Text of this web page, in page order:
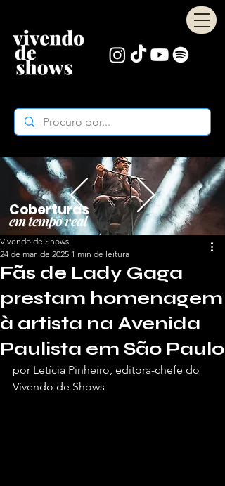
Coberturas
em tempo real
Fãs de Lady Gaga
prestam homenagem
à artista na Avenida
Paulista em São Paulo
Vivendo de Shows
24 de mar. de 2025 1 min de leitura
por Letícia Pinheiro, editora-chefe do
Vivendo de Shows